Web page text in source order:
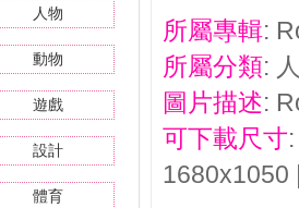
人物
動物
遊戲
設計
體育
所屬專輯:
所屬分類:
圖片描述:
可下載尺寸
1680x1050